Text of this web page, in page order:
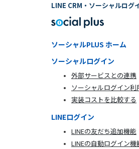
LINE CRM・ソーシャルログ
ソーシャルPLUS ホーム
ソーシャルログイン
外部サービスとの連携
ソーシャルログイン利
実装コストを比較する
LINEログイン
LINEの友だち追加機能
LINEの自動ログイン機